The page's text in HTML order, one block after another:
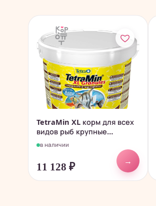
TetraMin XL корм для всех
видов рыб крупные
хлопья...
в наличии
11 128 ₽
→